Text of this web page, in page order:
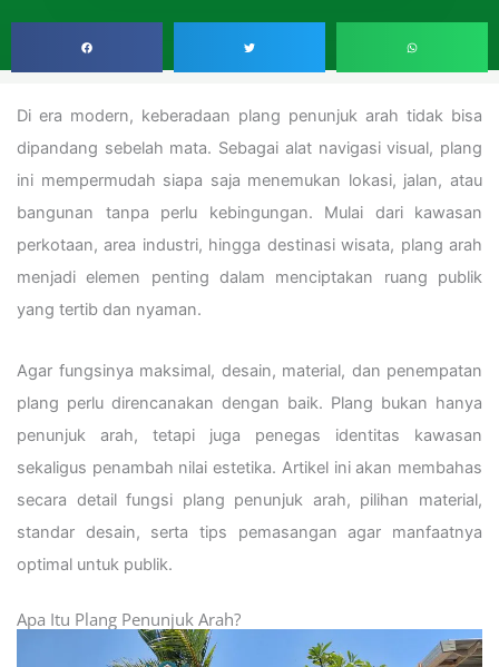
Di era modern, keberadaan plang penunjuk arah tidak bisa
dipandang sebelah mata. Sebagai alat navigasi visual, plang
ini mempermudah siapa saja menemukan lokasi, jalan, atau
bangunan tanpa perlu kebingungan. Mulai dari kawasan
perkotaan, area industri, hingga destinasi wisata, plang arah
menjadi elemen penting dalam menciptakan ruang publik
yang tertib dan nyaman.
Agar fungsinya maksimal, desain, material, dan penempatan
plang perlu direncanakan dengan baik. Plang bukan hanya
penunjuk arah, tetapi juga penegas identitas kawasan
sekaligus penambah nilai estetika. Artikel ini akan membahas
secara detail fungsi plang penunjuk arah, pilihan material,
standar desain, serta tips pemasangan agar manfaatnya
optimal untuk publik.
Apa Itu Plang Penunjuk Arah?